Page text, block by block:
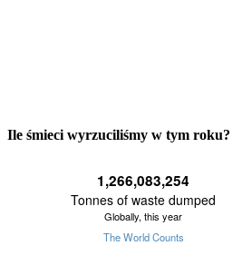
Ile śmieci wyrzuciliśmy w tym roku?